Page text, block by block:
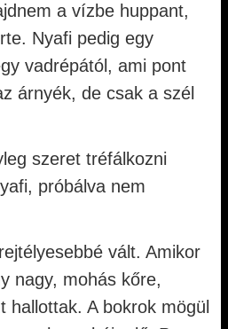
a vízbe huppant,
Nyafi pedig egy
vadrépától, ami pont
árnyék, de csak a szél
szeret tréfálkozni
próbálva nem
vált. Amikor
nagy, mohás kőre,
hallottak. A bokrok mögül